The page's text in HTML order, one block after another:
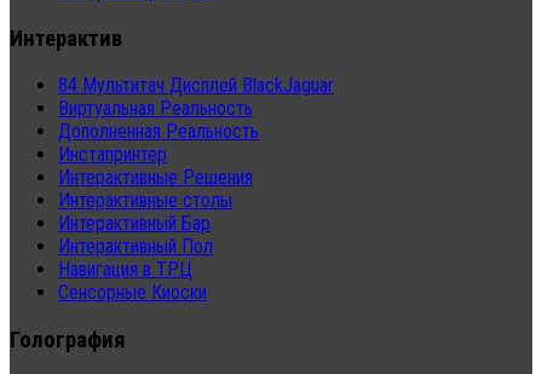
Интерактив
84 Мультитач Дисплей BlackJaguar
Виртуальная Реальность
Дополненная Реальность
Инстапринтер
Интерактивные Решения
Интерактивные столы
Интерактивный Бар
Интерактивный Пол
Навигация в ТРЦ
Сенсорные Киоски
Голография